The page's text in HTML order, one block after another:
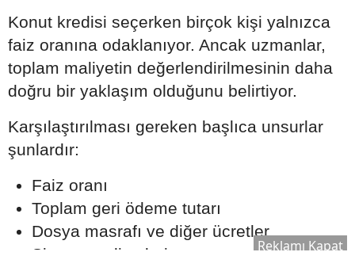
Konut kredisi seçerken birçok kişi yalnızca
faiz oranına odaklanıyor. Ancak uzmanlar,
toplam maliyetin değerlendirilmesinin daha
doğru bir yaklaşım olduğunu belirtiyor.
Karşılaştırılması gereken başlıca unsurlar
şunlardır:
Faiz oranı
Toplam geri ödeme tutarı
Dosya masrafı ve diğer ücretler
Sigorta maliyetleri
Reklamı Kapat